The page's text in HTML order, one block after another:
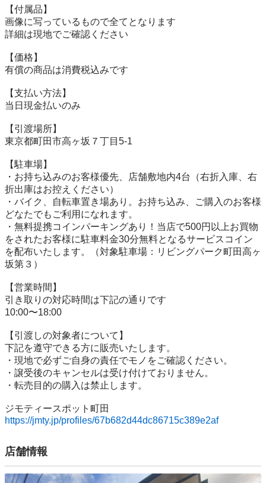
【付属品】
画像に写っているもので全てとなります
詳細は現地でご確認ください
【価格】
有償の商品は消費税込みです
【⽀払い⽅法】
当⽇現⾦払いのみ
【引渡場所】
東京都町田市高ヶ坂７丁目5-1
【駐⾞場】
・お持ち込みのお客様優先、店舗敷地内4台（右折入庫、右
折出庫はお控えください）
・バイク、自転車置き場あり。お持ち込み、ご購入のお客様
どなたでもご利用になれます。
・無料提携コインパーキングあり！当店で500円以上お買物
をされたお客様に駐車料金30分無料となるサービスコイン
を配布いたします。（対象駐車場：リビングパーク町田高ヶ
坂第３）
【営業時間】
引き取りの対応時間は下記の通りです
10:00〜18:00
【引渡しの対象者について】
下記を遵守できる⽅に販売いたします。
・現地で必ずご⾃⾝の責任でモノをご確認ください。
・譲受後のキャンセルは受け付けておりません。
・転売⽬的の購⼊は禁⽌します。
https://jmty.jp/profiles/67b682d44dc86715c389e2af
店舗情報